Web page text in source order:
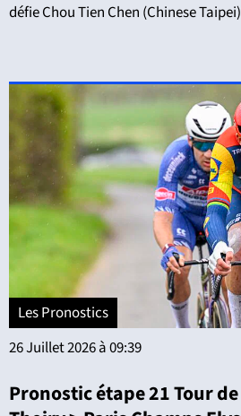
défie Chou Tien Chen (Chinese
Les Pronostics
26 Juillet 2026 à 09:39
Pronostic étape 21 Tour